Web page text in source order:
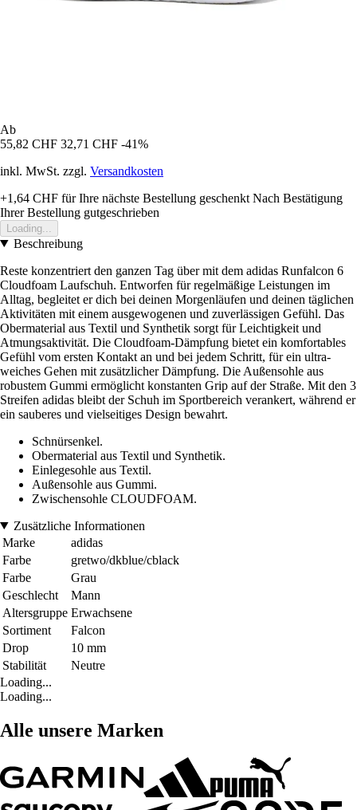
Ab
55,82 CHF 32,71 CHF -41%
inkl. MwSt. zzgl. Versandkosten
+1,64 CHF für Ihre nächste Bestellung geschenkt Nach Bestätigung
Ihrer Bestellung gutgeschrieben
Loading...
Beschreibung
Reste konzentriert den ganzen Tag über mit dem adidas Runfalcon 6
Cloudfoam Laufschuh. Entworfen für regelmäßige Leistungen im
Alltag, begleitet er dich bei deinen Morgenläufen und deinen täglichen
Aktivitäten mit einem ausgewogenen und zuverlässigen Gefühl. Das
Obermaterial aus Textil und Synthetik sorgt für Leichtigkeit und
Atmungsaktivität. Die Cloudfoam-Dämpfung bietet ein komfortables
Gefühl vom ersten Kontakt an und bei jedem Schritt, für ein ultra-
weiches Gehen mit zusätzlicher Dämpfung. Die Außensohle aus
robustem Gummi ermöglicht konstanten Grip auf der Straße. Mit den 3
Streifen adidas bleibt der Schuh im Sportbereich verankert, während er
ein sauberes und vielseitiges Design bewahrt.
Schnürsenkel.
Obermaterial aus Textil und Synthetik.
Einlegesohle aus Textil.
Außensohle aus Gummi.
Zwischensohle CLOUDFOAM.
Zusätzliche Informationen
Marke
adidas
Farbe
gretwo/dkblue/cblack
Farbe
Grau
Geschlecht
Mann
Altersgruppe Erwachsene
Sortiment
Falcon
Drop
10 mm
Stabilität
Neutre
Loading...
Loading...
Alle unsere Marken